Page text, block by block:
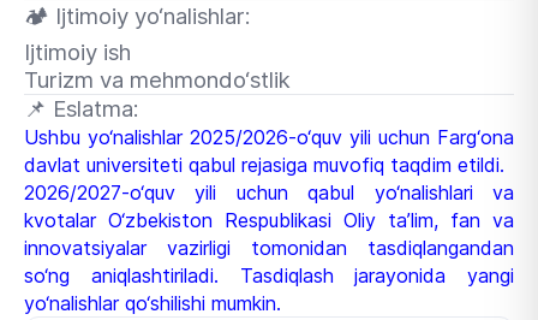
🏕 Ijtimoiy yo‘nalishlar:
Ijtimoiy ish
Turizm va mehmondo‘stlik
📌 Eslatma:
Ushbu yo‘nalishlar 2025/2026-o‘quv yili uchun Farg‘ona
davlat universiteti qabul rejasiga muvofiq taqdim etildi.
2026/2027-o‘quv yili uchun qabul yo‘nalishlari va
kvotalar O‘zbekiston Respublikasi Oliy ta’lim, fan va
innovatsiyalar vazirligi tomonidan tasdiqlangandan
so‘ng aniqlashtiriladi. Tasdiqlash jarayonida yangi
yo‘nalishlar qo‘shilishi mumkin.